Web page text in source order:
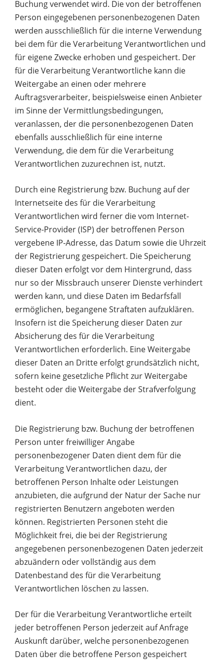
Buchung verwendet wird. Die von der betroffenen
Person eingegebenen personenbezogenen Daten
werden ausschließlich für die interne Verwendung
bei dem für die Verarbeitung Verantwortlichen und
für eigene Zwecke erhoben und gespeichert. Der
für die Verarbeitung Verantwortliche kann die
Weitergabe an einen oder mehrere
Auftragsverarbeiter, beispielsweise einen Anbieter
im Sinne der Vermittlungsbedingungen,
veranlassen, der die personenbezogenen Daten
ebenfalls ausschließlich für eine interne
Verwendung, die dem für die Verarbeitung
Verantwortlichen zuzurechnen ist, nutzt.
Durch eine Registrierung bzw. Buchung auf der
Internetseite des für die Verarbeitung
Verantwortlichen wird ferner die vom Internet-
Service-Provider (ISP) der betroffenen Person
vergebene IP-Adresse, das Datum sowie die Uhrzeit
der Registrierung gespeichert. Die Speicherung
dieser Daten erfolgt vor dem Hintergrund, dass
nur so der Missbrauch unserer Dienste verhindert
werden kann, und diese Daten im Bedarfsfall
ermöglichen, begangene Straftaten aufzuklären.
Insofern ist die Speicherung dieser Daten zur
Absicherung des für die Verarbeitung
Verantwortlichen erforderlich. Eine Weitergabe
dieser Daten an Dritte erfolgt grundsätzlich nicht,
sofern keine gesetzliche Pflicht zur Weitergabe
besteht oder die Weitergabe der Strafverfolgung
dient.
Die Registrierung bzw. Buchung der betroffenen
Person unter freiwilliger Angabe
personenbezogener Daten dient dem für die
Verarbeitung Verantwortlichen dazu, der
betroffenen Person Inhalte oder Leistungen
anzubieten, die aufgrund der Natur der Sache nur
registrierten Benutzern angeboten werden
können. Registrierten Personen steht die
Möglichkeit frei, die bei der Registrierung
angegebenen personenbezogenen Daten jederzeit
abzuändern oder vollständig aus dem
Datenbestand des für die Verarbeitung
Verantwortlichen löschen zu lassen.
Der für die Verarbeitung Verantwortliche erteilt
jeder betroffenen Person jederzeit auf Anfrage
Auskunft darüber, welche personenbezogenen
Daten über die betroffene Person gespeichert